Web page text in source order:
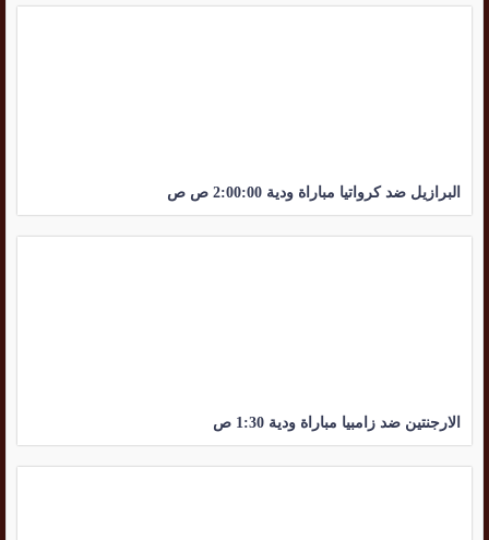
البرازيل ضد كرواتيا مباراة ودية 2:00:00 ص ص
الارجنتين ضد زامبيا مباراة ودية 1:30 ص